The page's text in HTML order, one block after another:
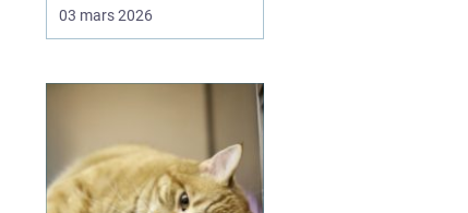
För många hundägare i
lära några kommandon,
utan om att byg...
03 mars 2026